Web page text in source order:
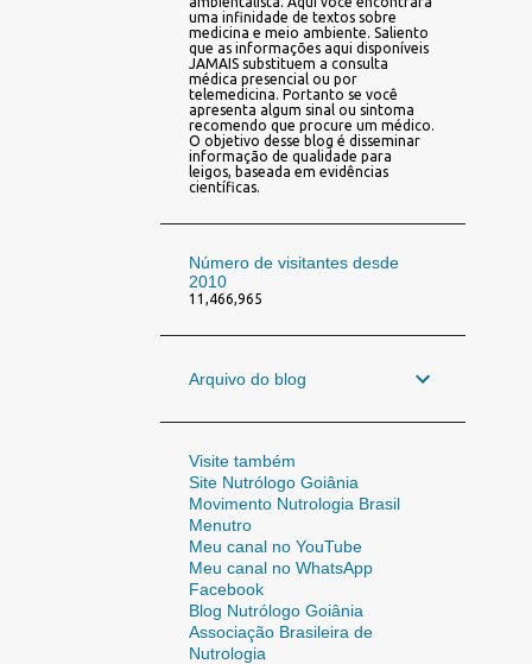
uma infinidade de textos sobre
medicina e meio ambiente. Saliento
que as informações aqui disponíveis
JAMAIS substituem a consulta
médica presencial ou por
telemedicina. Portanto se você
apresenta algum sinal ou sintoma
recomendo que procure um médico.
O objetivo desse blog é disseminar
informação de qualidade para
leigos, baseada em evidências
científicas.
Número de visitantes desde
2010
11,466,965
Arquivo do blog
Visite também
Site Nutrólogo Goiânia
Movimento Nutrologia Brasil
Menutro
Meu canal no YouTube
Meu canal no WhatsApp
Facebook
Blog Nutrólogo Goiânia
Associação Brasileira de
Nutrologia